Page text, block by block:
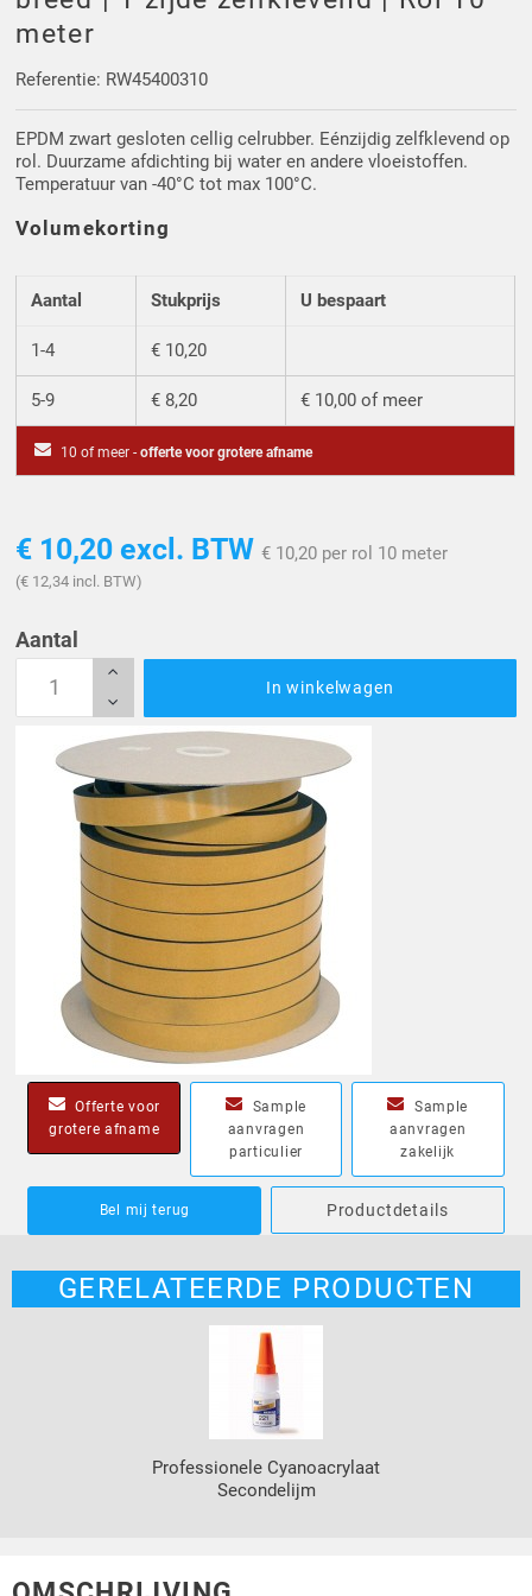
Driehoek/Wig profielen
Silicone U Profielen
Luikenpakking
Oploopprofielen
Hoekprofielen
O-ringen
meter
Referentie: RW45400310
EPDM zwart gesloten cellig celrubber. Eénzijdig zelfklevend op
rol. Duurzame afdichting bij water en andere vloeistoffen.
Temperatuur van -40°C tot max 100°C.
Volumekorting
Aantal Stukprijs U bespaart
1-4 € 10,20
5-9 € 8,20 € 10,00 of meer
10 of meer -offerte voor grotere afname
€ 10,20 excl. BTW € 10,20 per rol 10 meter
(€ 12,34 incl. BTW)
Aantal
In winkelwagen
Offerte voor
grotere afname
Sample
aanvragen
particulier
Sample
aanvragen
zakelijk
Bel mij terug Productdetails
GERELATEERDE PRODUCTEN
Professionele Cyanoacrylaat
Secondelijm